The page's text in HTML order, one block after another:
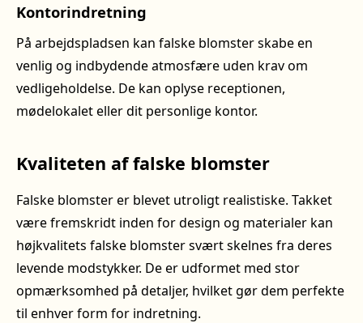
Kontorindretning
På arbejdspladsen kan falske blomster skabe en
venlig og indbydende atmosfære uden krav om
vedligeholdelse. De kan oplyse receptionen,
mødelokalet eller dit personlige kontor.
Kvaliteten af falske blomster
Falske blomster er blevet utroligt realistiske. Takket
være fremskridt inden for design og materialer kan
højkvalitets falske blomster svært skelnes fra deres
levende modstykker. De er udformet med stor
opmærksomhed på detaljer, hvilket gør dem perfekte
til enhver form for indretning.